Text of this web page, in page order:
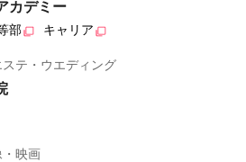
カデミー
部 キャリア
テ・ウエディング
映画